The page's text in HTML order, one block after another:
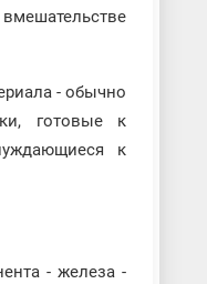
- обычно
готовые к
к
- железа -